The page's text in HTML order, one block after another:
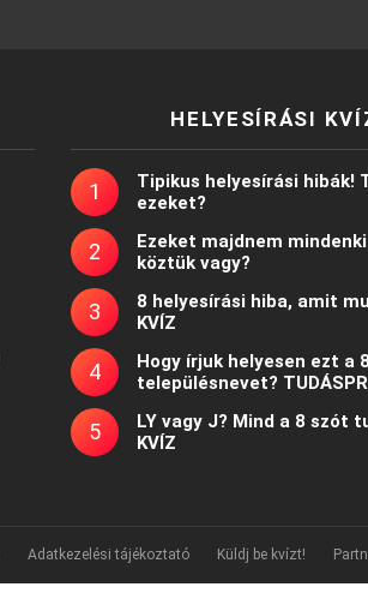
HELYESÍRÁSI
Tipikus helyesírási hibák!
ezeket?
Ezeket majdnem
köztük vagy?
8 helyesírási hiba, amit
KVÍZ
Hogy írjuk helyesen ezt a
településnevet?
LY vagy J? Mind a 8 szót
KVÍZ
Adatkezelési tájékoztató Küldj be kvízt!